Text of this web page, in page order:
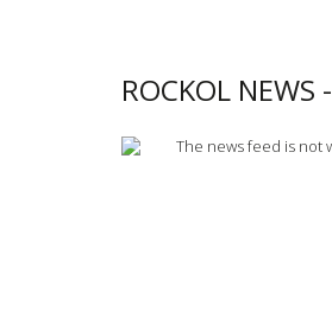
ROCKOL NEWS -